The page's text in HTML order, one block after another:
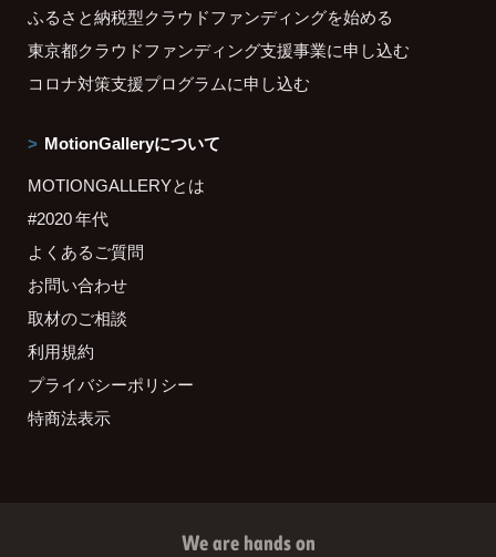
ふるさと納税型クラウドファンディングを始める
東京都クラウドファンディング支援事業に申し込む
コロナ対策支援プログラムに申し込む
MotionGalleryについて
MOTIONGALLERYとは
#2020 年代
よくあるご質問
お問い合わせ
取材のご相談
利用規約
プライバシーポリシー
特商法表示
We are hands on